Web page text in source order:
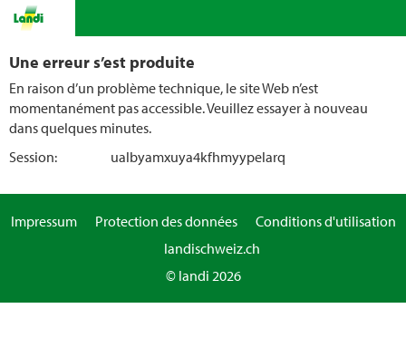
Une erreur s’est produite
En raison d’un problème technique, le site Web n’est
momentanément pas accessible. Veuillez essayer à nouveau
dans quelques minutes.
Session:
ualbyamxuya4kfhmyypelarq
Impressum Protection des données
Conditions d'utilisation
landischweiz.ch
© landi 2026